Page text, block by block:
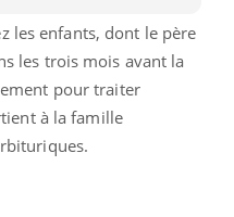
les enfants, dont le père
les trois mois avant la
pour traiter
à la famille